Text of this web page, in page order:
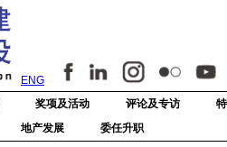
ENG
奖项及活动 评论及专访
地产发展 委任升职